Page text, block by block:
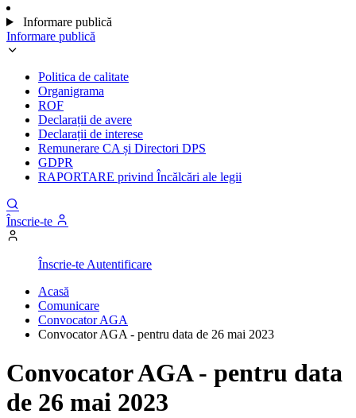
Informare publică
Informare publică
Politica de calitate
Organigrama
ROF
Declarații de avere
Declarații de interese
Remunerare CA și Directori DPS
GDPR
RAPORTARE privind Încălcări ale legii
Înscrie-te
Înscrie-te Autentificare
Acasă
Comunicare
Convocator AGA
Convocator AGA - pentru data de 26 mai 2023
Convocator AGA - pentru data
de 26 mai 2023